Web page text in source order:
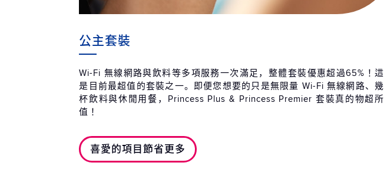
公主套裝
Wi-Fi 無線網路與飲料等多項服務一次滿足，整體套裝優惠超過65%！這
是目前最超值的套裝之一。即便您想要的只是無限量 Wi-Fi 無線網路、幾
杯飲料與休閒用餐，Princess Plus & Princess Premier 套裝真的物超所
值！
喜愛的項目節省更多